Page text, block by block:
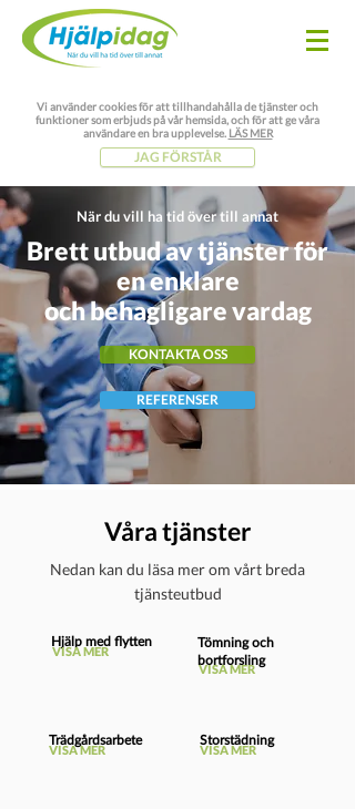
Vi använder cookies för att tillhandahålla de tjänster och
funktioner som erbjuds på vår hemsida, och för att ge våra
användare en bra upplevelse. LÄS MER
JAG FÖRSTÅR
När du vill ha tid över till annat
Brett utbud av tjänster för
en enklare
och behagligare vardag
KONTAKTA OSS
REFERENSER
Våra tjänster
Nedan kan du läsa mer om vårt breda
tjänsteutbud
Hjälp med flytten
VISA MER
Tömning och
bortforsling
VISA MER
Trädgårdsarbete
VISA MER
Storstädning
VISA MER